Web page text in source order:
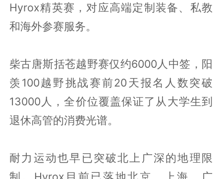
Hyrox精英赛，对应高端定制装备、私教
和海外参赛服务。
柴古唐斯括苍越野赛仅约6000人中签，阳
羡100越野挑战赛前20天报名人数突破
13000人，全价位覆盖保证了从大学生到
退休高管的消费光谱。
耐力运动也早已突破北上广深的地理限